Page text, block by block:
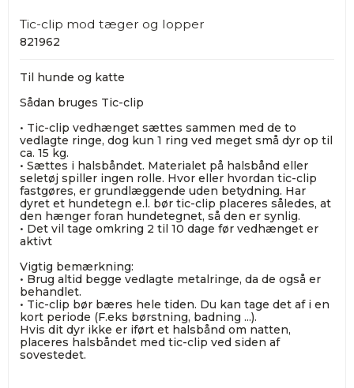
Tic-clip mod tæger og lopper
821962
Til hunde og katte
Sådan bruges Tic-clip
• Tic-clip vedhænget sættes sammen med de to
vedlagte ringe, dog kun 1 ring ved meget små dyr op til
ca. 15 kg.
• Sættes i halsbåndet. Materialet på halsbånd eller
seletøj spiller ingen rolle. Hvor eller hvordan tic-clip
fastgøres, er grundlæggende uden betydning. Har
dyret et hundetegn e.l. bør tic-clip placeres således, at
den hænger foran hundetegnet, så den er synlig.
• Det vil tage omkring 2 til 10 dage før vedhænget er
aktivt
Vigtig bemærkning:
• Brug altid begge vedlagte metalringe, da de også er
behandlet.
• Tic-clip bør bæres hele tiden. Du kan tage det af i en
kort periode (F.eks børstning, badning ...).
Hvis dit dyr ikke er iført et halsbånd om natten,
placeres halsbåndet med tic-clip ved siden af
sovestedet.